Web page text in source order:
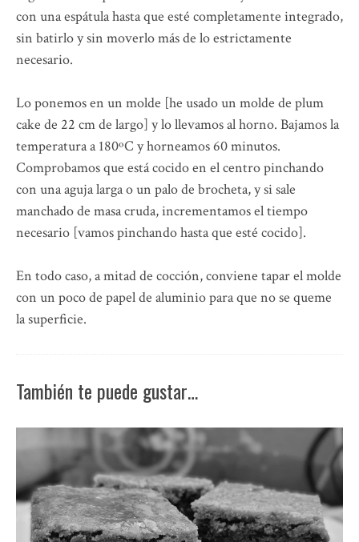
con una espátula hasta que esté completamente integrado,
sin batirlo y sin moverlo más de lo estrictamente
necesario.
Lo ponemos en un molde [he usado un molde de plum
cake de 22 cm de largo] y lo llevamos al horno. Bajamos la
temperatura a 180ºC y horneamos 60 minutos.
Comprobamos que está cocido en el centro pinchando
con una aguja larga o un palo de brocheta, y si sale
manchado de masa cruda, incrementamos el tiempo
necesario [vamos pinchando hasta que esté cocido].
En todo caso, a mitad de cocción, conviene tapar el molde
con un poco de papel de aluminio para que no se queme
la superficie.
También te puede gustar…